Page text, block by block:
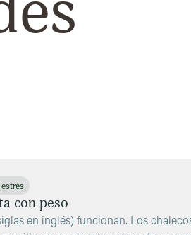
con peso
en inglés) funcionan. Los